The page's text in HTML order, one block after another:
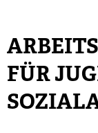
FÜR